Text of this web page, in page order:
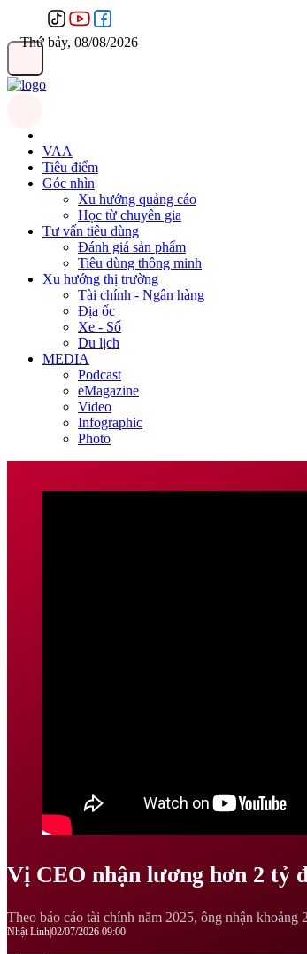
Thứ bảy, 08/08/2026
VAA
Tiêu điểm
Góc nhìn
Xu hướng quảng cáo
Học từ chuyên gia
Tư vấn tiêu dùng
Đánh giá sản phẩm
Tiêu dùng thông minh
Xu hướng thị trường
Tài chính - Ngân hàng
Địa ốc
Xe - Số
Du lịch
MEDIA
Podcast
eMagazine
Video
Infographic
Photo
Vị CEO nhận lương hơn 2 tỷ
Theo báo cáo tài chính năm 2025, ông nhận
Nhật Linh02/07/2026 09:00